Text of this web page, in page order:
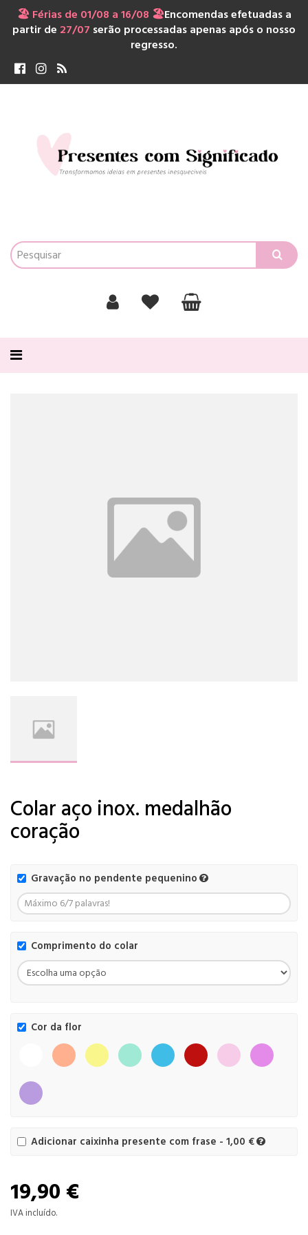
🏖️ Férias de 01/08 a 16/08 🏖️Encomendas efetuadas a
partir de 27/07 serão processadas apenas após o nosso
regresso.
Alternar
navegação
Colar aço inox. medalhão
coração
Gravação no pendente pequenino
Comprimento do colar
Cor da flor
Adicionar caixinha presente com frase - 1,00 €
19,90 €
IVA incluído.